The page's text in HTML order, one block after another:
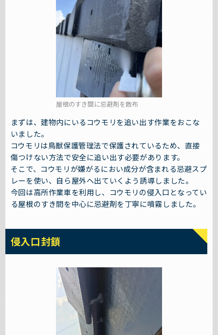
屋根のすき間に忌避剤を散布
まずは、建物内にいるコウモリを追い出す作業をおこな
いました。
コウモリは鳥獣保護管理法で保護されているため、直接
傷つけない方法で安全に追い出す必要があります。
そこで、コウモリが嫌がるにおい成分が含まれる忌避スプ
レーを使い、自ら屋外へ出ていくよう誘導しました。
今回は高所作業車を利用し、コウモリの侵入口となってい
る屋根のすき間を中心に忌避剤を丁寧に噴霧しました。
侵入口封鎖